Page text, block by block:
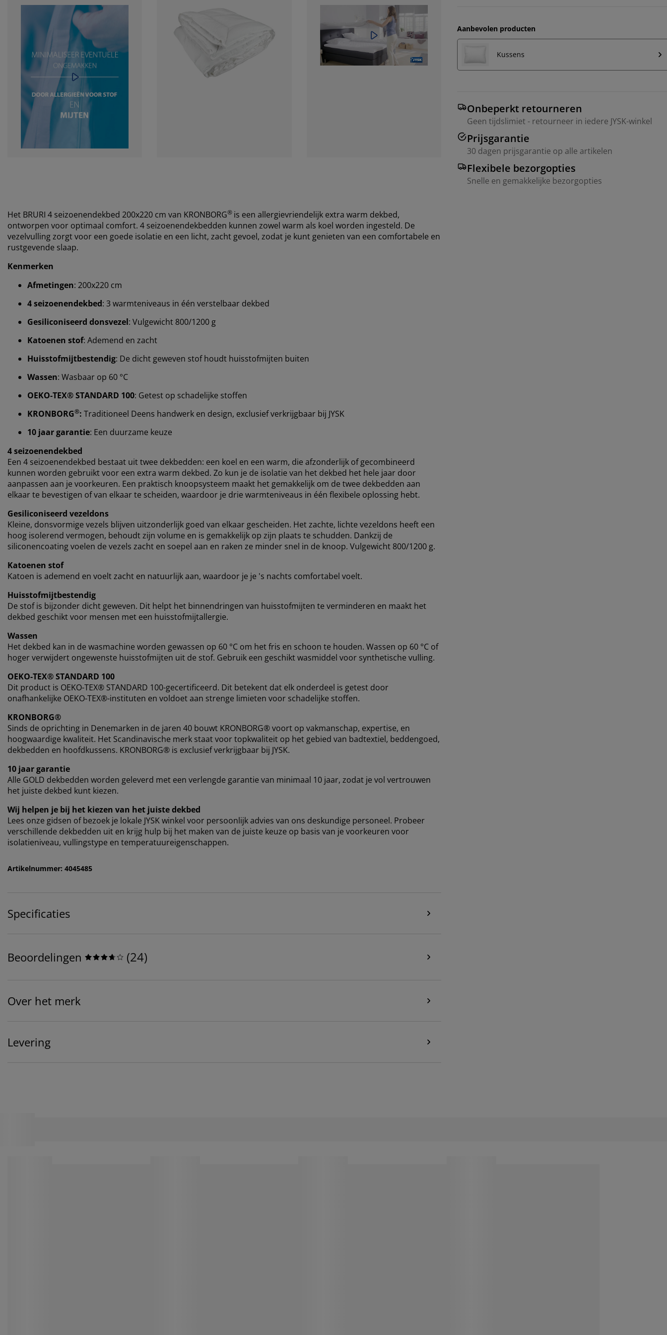
Aanbevolen producten
Kussens
Onbeperkt retourneren
Geen tijdslimiet - retourneer in iedere JYSK-winkel
Prijsgarantie
30 dagen prijsgarantie op alle artikelen
Flexibele bezorgopties
Snelle en gemakkelijke bezorgopties
Het BRURI 4 seizoenendekbed 200x220 cm van KRONBORG® is een allergievriendelijk extra warm dekbed,
ontworpen voor optimaal comfort. 4 seizoenendekbedden kunnen zowel warm als koel worden ingesteld. De
vezelvulling zorgt voor een goede isolatie en een licht, zacht gevoel, zodat je kunt genieten van een comfortabele en
rustgevende slaap.
Kenmerken
Afmetingen: 200x220 cm
4 seizoenendekbed: 3 warmteniveaus in één verstelbaar dekbed
Gesiliconiseerd donsvezel: Vulgewicht 800/1200 g
Katoenen stof: Ademend en zacht
Huisstofmijtbestendig: De dicht geweven stof houdt huisstofmijten buiten
Wassen: Wasbaar op 60 °C
OEKO-TEX® STANDARD 100: Getest op schadelijke stoffen
KRONBORG®: Traditioneel Deens handwerk en design, exclusief verkrijgbaar bij JYSK
10 jaar garantie: Een duurzame keuze
4 seizoenendekbed
Een 4 seizoenendekbed bestaat uit twee dekbedden: een koel en een warm, die afzonderlijk of gecombineerd
kunnen worden gebruikt voor een extra warm dekbed. Zo kun je de isolatie van het dekbed het hele jaar door
aanpassen aan je voorkeuren. Een praktisch knoopsysteem maakt het gemakkelijk om de twee dekbedden aan
elkaar te bevestigen of van elkaar te scheiden, waardoor je drie warmteniveaus in één flexibele oplossing hebt.
Gesiliconiseerd vezeldons
Kleine, donsvormige vezels blijven uitzonderlijk goed van elkaar gescheiden. Het zachte, lichte vezeldons heeft een
hoog isolerend vermogen, behoudt zijn volume en is gemakkelijk op zijn plaats te schudden. Dankzij de
siliconencoating voelen de vezels zacht en soepel aan en raken ze minder snel in de knoop. Vulgewicht 800/1200 g.
Katoenen stof
Katoen is ademend en voelt zacht en natuurlijk aan, waardoor je je 's nachts comfortabel voelt.
Huisstofmijtbestendig
De stof is bijzonder dicht geweven. Dit helpt het binnendringen van huisstofmijten te verminderen en maakt het
dekbed geschikt voor mensen met een huisstofmijtallergie.
Wassen
Het dekbed kan in de wasmachine worden gewassen op 60 °C om het fris en schoon te houden. Wassen op 60 °C of
hoger verwijdert ongewenste huisstofmijten uit de stof. Gebruik een geschikt wasmiddel voor synthetische vulling.
OEKO-TEX® STANDARD 100
Dit product is OEKO-TEX® STANDARD 100-gecertificeerd. Dit betekent dat elk onderdeel is getest door
onafhankelijke OEKO-TEX®-instituten en voldoet aan strenge limieten voor schadelijke stoffen.
KRONBORG®
Sinds de oprichting in Denemarken in de jaren 40 bouwt KRONBORG® voort op vakmanschap, expertise, en
hoogwaardige kwaliteit. Het Scandinavische merk staat voor topkwaliteit op het gebied van badtextiel, beddengoed,
dekbedden en hoofdkussens. KRONBORG® is exclusief verkrijgbaar bij JYSK.
10 jaar garantie
Alle GOLD dekbedden worden geleverd met een verlengde garantie van minimaal 10 jaar, zodat je vol vertrouwen
het juiste dekbed kunt kiezen.
Wij helpen je bij het kiezen van het juiste dekbed
Lees onze gidsen of bezoek je lokale JYSK winkel voor persoonlijk advies van ons deskundige personeel. Probeer
verschillende dekbedden uit en krijg hulp bij het maken van de juiste keuze op basis van je voorkeuren voor
isolatieniveau, vullingstype en temperatuureigenschappen.
Artikelnummer: 4045485
Specificaties
Beoordelingen (24)
Over het merk
Levering